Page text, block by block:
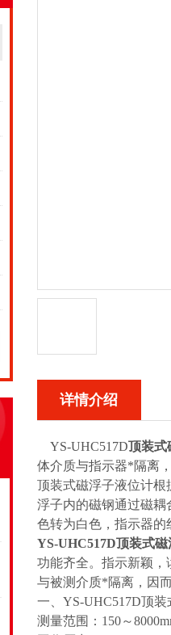
详情介绍
YS-UHC517D顶装式
体介质与指示器*隔离
顶装式磁浮子液位计
浮子内的磁钢通过磁耦
色转为白色，指示器
YS-UHC517D顶装式
功能齐全。指示新颖
与被测介质*隔离，因
一、YS-UHC517D顶
测量范围：150～